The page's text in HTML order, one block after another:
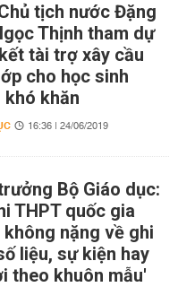
tịch nước Đặng
Thịnh tham dự
tài trợ xây cầu
cho học sinh
khó khăn
16:36 | 24/06/2019
Bộ Giáo dục:
THPT quốc gia
không nặng về ghi
liệu, sự kiện hay
theo khuôn mẫu'